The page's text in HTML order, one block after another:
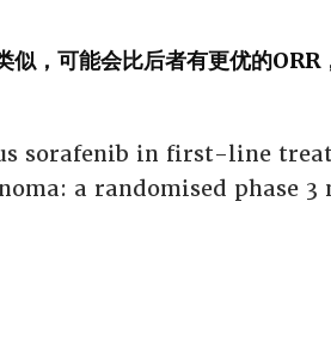
似，可能会比后者有更优的ORR
sorafenib in first-line
a randomised phase 3